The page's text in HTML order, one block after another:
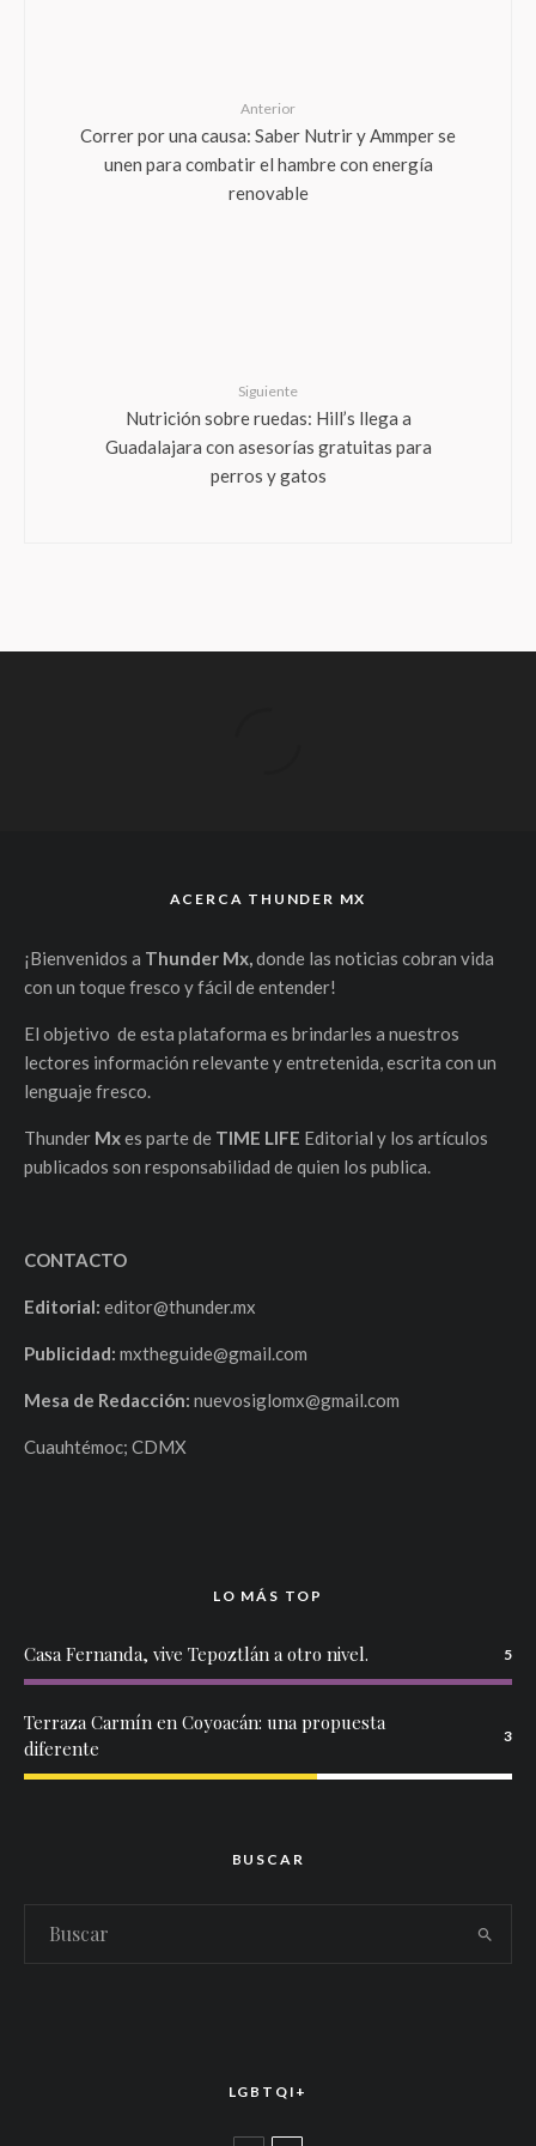
Anterior
Correr por una causa: Saber Nutrir y Ammper se
unen para combatir el hambre con energía
renovable
Siguiente
Nutrición sobre ruedas: Hill’s llega a
Guadalajara con asesorías gratuitas para
perros y gatos
ACERCA THUNDER MX
¡Bienvenidos a Thunder Mx,donde las noticias cobran vida
con un toque fresco y fácil de entender!
El objetivo de esta plataforma es brindarles a nuestros
lectores información relevante y entretenida, escrita con un
lenguaje fresco.
Thunder Mxes parte de TIME LIFE Editorial y los artículos
publicados son responsabilidad de quien los publica.
CONTACTO
Editorial: editor@thunder.mx
Publicidad: mxtheguide@gmail.com
Mesa de Redacción: nuevosiglomx@gmail.com
Cuauhtémoc; CDMX
LO MÁS TOP
Casa Fernanda, vive Tepoztlán a otro nivel. 5
Terraza Carmín en Coyoacán: una propuesta
diferente
3
BUSCAR
LGBTQI+